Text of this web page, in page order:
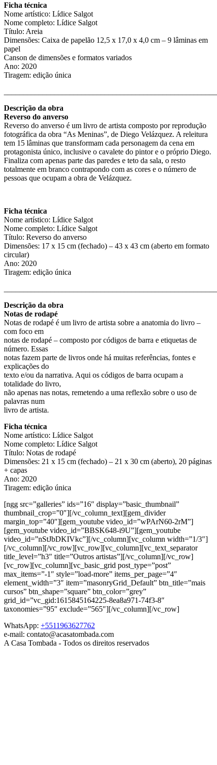
Ficha técnica
Nome artístico: Lídice Salgot
Nome completo: Lídice Salgot
Título: Areia
Dimensões: Caixa de papelão 12,5 x 17,0 x 4,0 cm – 9 lâminas em
papel
Canson de dimensões e formatos variados
Ano: 2020
Tiragem: edição única
Descrição da obra
Reverso do anverso
Reverso do anverso é um livro de artista composto por reprodução
fotográfica da obra “As Meninas”, de Diego Velázquez. A releitura
tem 15 lâminas que transformam cada personagem da cena em
protagonista único, inclusive o cavalete do pintor e o próprio Diego.
Finaliza com apenas parte das paredes e teto da sala, o resto
totalmente em branco contrapondo com as cores e o número de
pessoas que ocupam a obra de Velázquez.
Ficha técnica
Nome artístico: Lídice Salgot
Nome completo: Lídice Salgot
Título: Reverso do anverso
Dimensões: 17 x 15 cm (fechado) – 43 x 43 cm (aberto em formato
circular)
Ano: 2020
Tiragem: edição única
Descrição da obra
Notas de rodapé
Notas de rodapé é um livro de artista sobre a anatomia do livro –
com foco em
notas de rodapé – composto por códigos de barra e etiquetas de
número. Essas
notas fazem parte de livros onde há muitas referências, fontes e
explicações do
texto e/ou da narrativa. Aqui os códigos de barra ocupam a
totalidade do livro,
não apenas nas notas, remetendo a uma reflexão sobre o uso de
palavras num
livro de artista.
Ficha técnica
Nome artístico: Lídice Salgot
Nome completo: Lídice Salgot
Título: Notas de rodapé
Dimensões: 21 x 15 cm (fechado) – 21 x 30 cm (aberto), 20 páginas
+ capas
Ano: 2020
Tiragem: edição única
[ngg src=”galleries” ids=”16″ display=”basic_thumbnail”
thumbnail_crop=”0″][/vc_column_text][gem_divider
margin_top=”40″][gem_youtube video_id=”wPArN60-2rM”]
[gem_youtube video_id=”BBSK648-i9U”][gem_youtube
video_id=”nStJbDKIVkc”][/vc_column][vc_column width=”1/3″]
[/vc_column][/vc_row][vc_row][vc_column][vc_text_separator
title_level=”h3″ title=”Outros artistas”][/vc_column][/vc_row]
[vc_row][vc_column][vc_basic_grid post_type=”post”
max_items=”-1″ style=”load-more” items_per_page=”4″
element_width=”3″ item=”masonryGrid_Default” btn_title=”mais
cursos” btn_shape=”square” btn_color=”grey”
grid_id=”vc_gid:1615845164225-8ea8a971-74f3-8″
taxonomies=”95″ exclude=”565″][/vc_column][/vc_row]
WhatsApp: +5511963627762
e-mail: contato@acasatombada.com
A Casa Tombada - Todos os direitos reservados